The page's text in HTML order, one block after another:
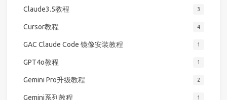
Claude3.5教程 3
Cursor教程 4
GAC Claude Code 镜像安装教程 1
GPT4o教程 1
Gemini Pro升级教程 2
Gemini系列教程 1